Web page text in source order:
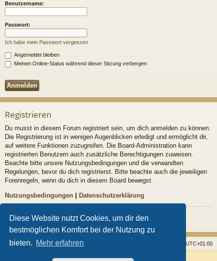
Diese Website nutzt Cookies, um dir den
bestmöglichen Komfort bei der Nutzung zu
bieten. Mehr erfahren
Benutzername:
Passwort:
Ich habe mein Passwort vergessen
Angemeldet bleiben
Meinen Online-Status während dieser Sitzung verbergen
Registrieren
Du musst in diesem Forum registriert sein, um dich anmelden zu können.
Die Registrierung ist in wenigen Augenblicken erledigt und ermöglicht dir,
auf weitere Funktionen zuzugreifen. Die Board-Administration kann
registrierten Benutzern auch zusätzliche Berechtigungen zuweisen.
Beachte bitte unsere Nutzungsbedingungen und die verwandten
Regelungen, bevor du dich registrierst. Bitte beachte auch die jeweiligen
Forenregeln, wenn du dich in diesem Board bewegst.
Nutzungsbedingungen Datenschutzerklärung
Registrieren
Startseite Foren UTC+01:00
Powered byphpBB® Forum Software © phpBB Limited